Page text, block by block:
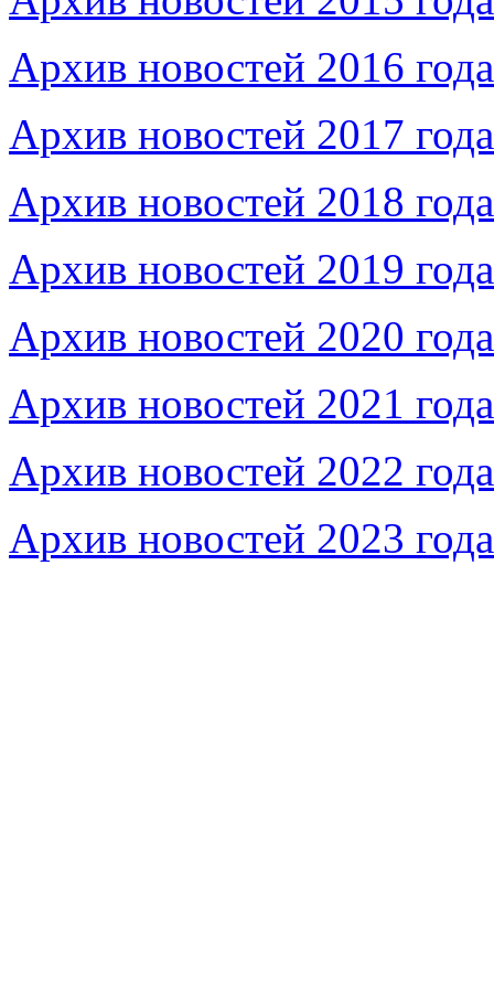
Архив новостей 2016 года
Архив новостей 2017 года
Архив новостей 2018 года
Архив новостей 2019 года
Архив новостей 2020 года
Архив новостей 2021 года
Архив новостей 2022 года
Архив новостей 2023 года